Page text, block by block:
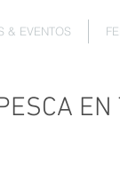
& EVENTOS
EN